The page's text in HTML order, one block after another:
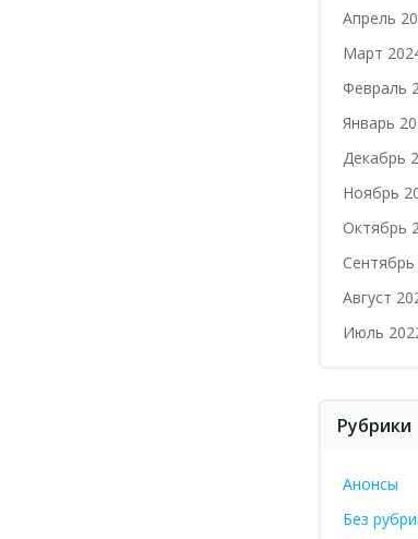
Апрель
Март
Февраль
Январь
Декабрь
Ноябрь
Октябрь
Сентябрь
Август
Июль
Рубрики
Анонсы
Без